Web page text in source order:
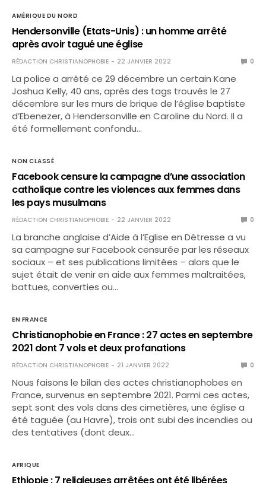
AMÉRIQUE DU NORD
Hendersonville (Etats-Unis) : un homme arrêté
après avoir tagué une église
RÉDACTION CHRISTIANOPHOBIE 22 JANVIER 2022 0
La police a arrêté ce 29 décembre un certain Kane
Joshua Kelly, 40 ans, après des tags trouvés le 27
décembre sur les murs de brique de l’église baptiste
d’Ebenezer, à Hendersonville en Caroline du Nord. Il a
été formellement confondu…
NON CLASSÉ
Facebook censure la campagne d’une association
catholique contre les violences aux femmes dans
les pays musulmans
RÉDACTION CHRISTIANOPHOBIE 22 JANVIER 2022 0
La branche anglaise d’Aide à l’Eglise en Détresse a vu
sa campagne sur Facebook censurée par les réseaux
sociaux – et ses publications limitées – alors que le
sujet était de venir en aide aux femmes maltraitées,
battues, converties ou…
EN FRANCE
Christianophobie en France : 27 actes en septembre
2021 dont 7 vols et deux profanations
RÉDACTION CHRISTIANOPHOBIE 21 JANVIER 2022 0
Nous faisons le bilan des actes christianophobes en
France, survenus en septembre 2021. Parmi ces actes,
sept sont des vols dans des cimetières, une église a
été taguée (au Havre), trois ont subi des incendies ou
des tentatives (dont deux…
AFRIQUE